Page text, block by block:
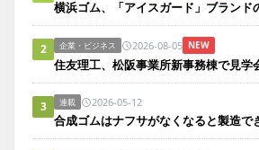
2 企業・ビジネス 2026-08-05 NEW
住友理工、松阪事業所新事務棟で見学
3 連載 2026-05-12
合成ゴムはナフサがなくなると製造で